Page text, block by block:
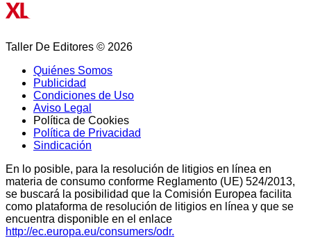
Taller De Editores © 2026
Quiénes Somos
Publicidad
Condiciones de Uso
Aviso Legal
Política de Cookies
Política de Privacidad
Sindicación
En lo posible, para la resolución de litigios en línea en
materia de consumo conforme Reglamento (UE) 524/2013,
se buscará la posibilidad que la Comisión Europea facilita
como plataforma de resolución de litigios en línea y que se
encuentra disponible en el enlace
http://ec.europa.eu/consumers/odr.